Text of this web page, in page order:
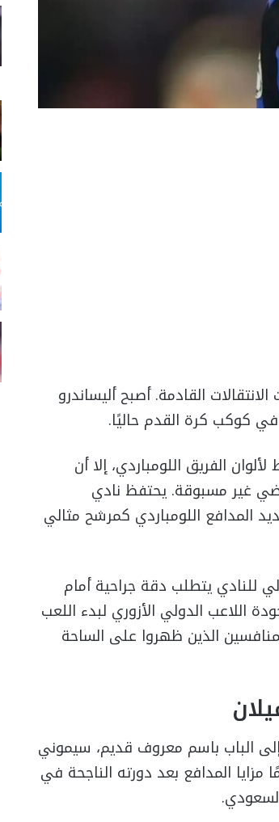
القادمة. أصبح أليساندرو
في كوكب كرة القدم حاليًا.
الفريق اللومباردي، إلا أن
غير مسبوقة. يحتفظ نادي
المدافع اللومباردي كمرشح مثالي
للنادي يتطلب دقة جراحية أمام
اللاعب الدولي الأزوري لبدء اللعب
الذين ظهروا على الساحة
إلى الباب باسم معروف قديم، سيموني
المدافع بعد دورته الناجحة في